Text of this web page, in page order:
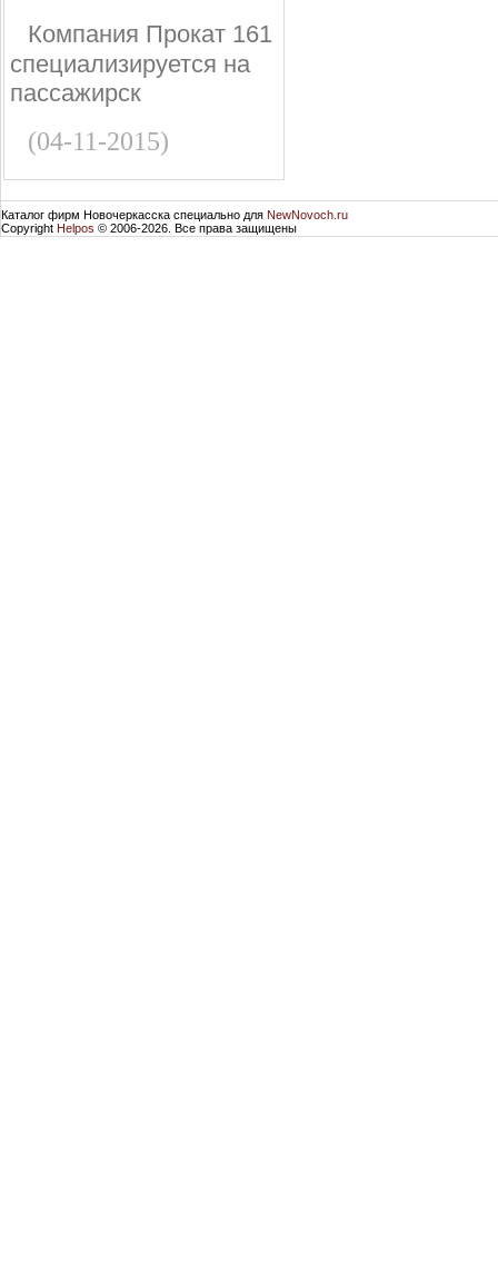
Компания Прокат 161
специализируется на
пассажирск
(04-11-2015)
Каталог фирм Новочеркасска специально для NewNovoch.ru
Copyright Helpos © 2006-2026. Все права защищены